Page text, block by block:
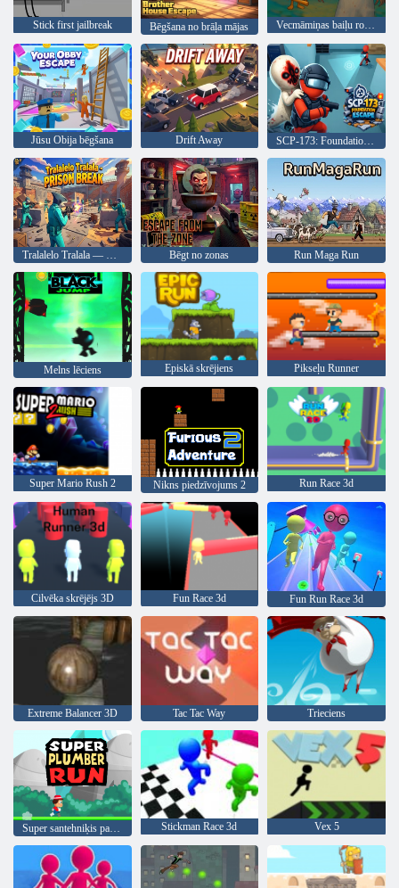
Stick first jailbreak Bēgšana no brāļa mājas Vecmāmiņas baiļu rotaļu istaba
Jūsu Obija bēgšana Drift Away SCP-173: Foundation Escape
Tralalelo Tralala — Prison Break Bēgt no zonas Run Maga Run
Melns lēciens Episkā skrējiens Pikseļu Runner
Super Mario Rush 2 Nikns piedzīvojums 2 Run Race 3d
Cilvēka skrējējs 3D Fun Race 3d Fun Run Race 3d
Extreme Balancer 3D Tac Tac Way Trieciens
Stickman Race 3d Vex 5